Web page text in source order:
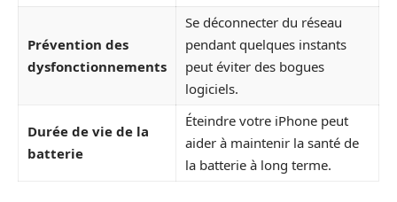
Prévention des
dysfonctionnements
Se déconnecter du réseau
pendant quelques instants
peut éviter des bogues
logiciels.
Durée de vie de la
batterie
Éteindre votre iPhone peut
aider à maintenir la santé de
la batterie à long terme.